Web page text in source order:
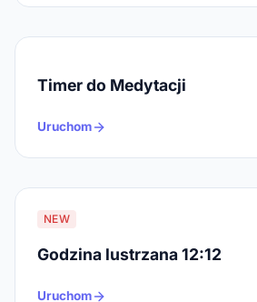
Timer do Medytacji
Uruchom
NEW
Godzina lustrzana 12:12
Uruchom